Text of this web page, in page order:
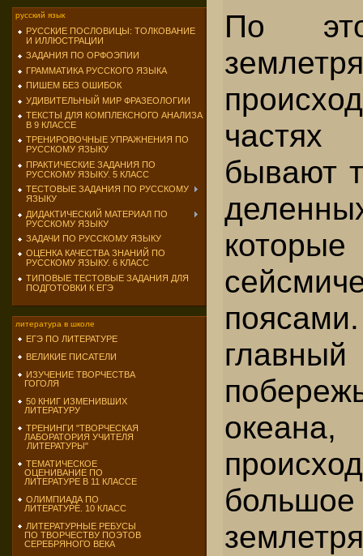
русский язык
РУССКИЕ ПОСЛОВИЦЫ: ТОЛКОВАНИЕ
И ИЛЛЮСТРАЦИИ
ЗАДАНИЯ ПО ОРФОЭПИИ
ГРАММАТИКА РУССКОГО ЯЗЫКА
ПИШЕМ БЕЗ ОШИБОК
УДИВИТЕЛЬНЫЙ МИР ФРАЗЕОЛОГИИ
ТЕКСТЫ ДЛЯ КОМПЛЕКСНОГО АНАЛИЗА
В 9 КЛАССЕ
ТРЕНИРОВОЧНЫЕ УПРАЖНЕНИЯ ПО
РУССКОМУ ЯЗЫКУ
ПРАКТИЧЕСКИЕ ЗАДАНИЯ ПО
РУССКОМУ ЯЗЫКУ. 5 КЛАСС
ТЕСТОВЫЕ ЗАДАНИЯ ПО РУССКОМУ
ЯЗЫКУ
ДИДАКТИЧЕСКИЙ МАТЕРИАЛ ПО
РУССКОМУ ЯЗЫКУ
ЗАДАЧИ ПО РУССКОМУ ЯЗЫКУ
ОЦЕНКА КАЧЕСТВА ЗНАНИЙ ПО
РУССКОМУ ЯЗЫКУ. 6 КЛАСС
ТИПОВЫЕ ТЕСТОВЫЕ ЗАДАНИЯ ДЛЯ
ПОДГОТОВКИ К ЕГЭ
литература в школе
ЕГЭ ПО ЛИТЕРАТУРЕ
ВЕЛИКИЕ ПИСАТЕЛИ
ИЗУЧЕНИЕ ТВОРЧЕСТВА
ГОГОЛЯ
50 КНИГ ИЗМЕНИВШИХ
ЛИТЕРАТУРУ
ТРЕНИНГИ "ТВОРЧЕСКАЯ
ЛАБОРАТОРИЯ УЧИТЕЛЯ
ЛИТЕРАТУРЫ"
ТЕМАТИЧЕСКОЕ
ОЦЕНИВАНИЕ ПО
ЛИТЕРАТУРЕ В 11 КЛАССЕ
ОЛИМПИАДА ПО
ЛИТЕРАТУРЕ. 10 КЛАСС
ЛИТЕРАТУРНЫЕ РЕБУСЫ
ПО ТВОРЧЕСТВУ ПОЭТОВ
СЕРЕБРЯНОГО ВЕКА
По
бывают